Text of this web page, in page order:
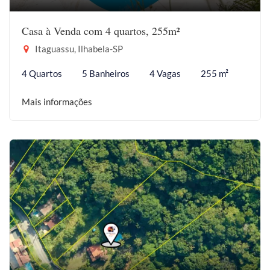
Casa à Venda com 4 quartos, 255m²
Itaguassu, Ilhabela-SP
4 Quartos 5 Banheiros 4 Vagas 255 m²
Mais informações